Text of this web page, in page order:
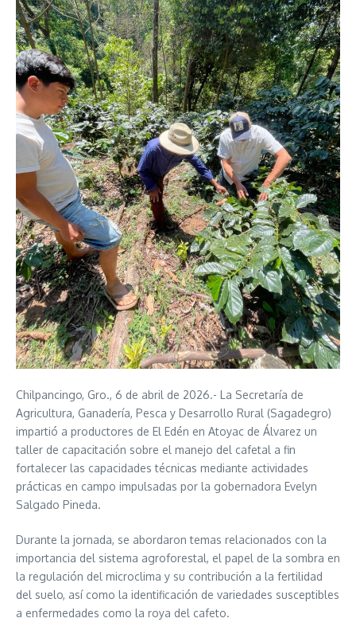
Chilpancingo, Gro., 6 de abril de 2026.- La Secretaría de
Agricultura, Ganadería, Pesca y Desarrollo Rural (Sagadegro)
impartió a productores de El Edén en Atoyac de Álvarez un
taller de capacitación sobre el manejo del cafetal a fin
fortalecer las capacidades técnicas mediante actividades
prácticas en campo impulsadas por la gobernadora Evelyn
Salgado Pineda.
Durante la jornada, se abordaron temas relacionados con la
importancia del sistema agroforestal, el papel de la sombra en
la regulación del microclima y su contribución a la fertilidad
del suelo, así como la identificación de variedades susceptibles
a enfermedades como la roya del cafeto.